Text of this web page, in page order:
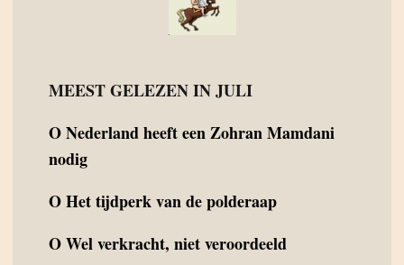
MEEST GELEZEN IN JULI
ONederland heeft een Zohran Mamdani
nodig
OHet tijdperk van de polderaap
OWel verkracht, niet veroordeeld